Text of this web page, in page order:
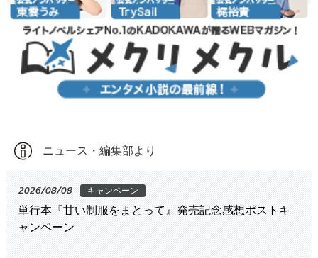
ニュース・編集部より
2026/08/08 キャンペーン
単行本『甘い制服をまとって』発売記念感想ポストキ
ャンペーン